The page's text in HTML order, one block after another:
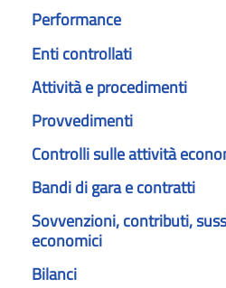
Performance
Enti controllati
Attività e procedimenti
Provvedimenti
Controlli sulle attività
Bandi di gara e contratti
Sovvenzioni, contributi,
economici
Bilanci